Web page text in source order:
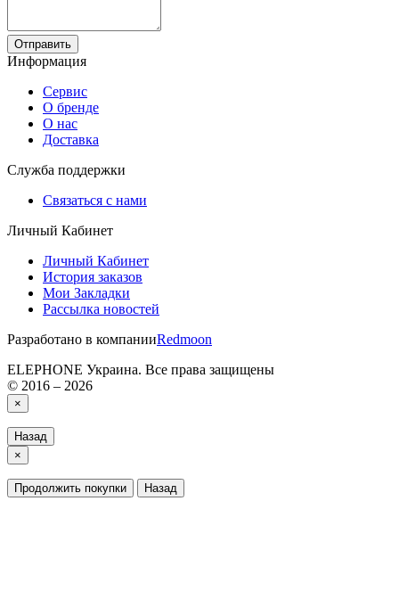
Отправить
Информация
Сервис
О бренде
О нас
Доставка
Служба поддержки
Связаться с нами
Личный Кабинет
Личный Кабинет
История заказов
Мои Закладки
Рассылка новостей
Разработано в компанииRedmoon
ELEPHONE Украина. Все права защищены
© 2016 – 2026
×
Назад
×
Продолжить покупки Назад